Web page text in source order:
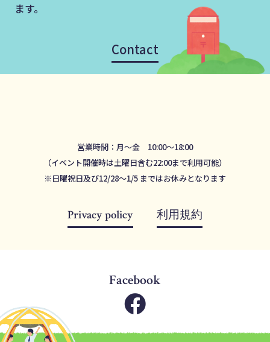
ます。
Contact
営業時間：月～金 10:00～18:00
（イベント開催時は土曜日含む22:00まで利用可能）
※日曜祝日及び12/28～1/5 まではお休みとなります
Privacy policy 利用規約
Facebook